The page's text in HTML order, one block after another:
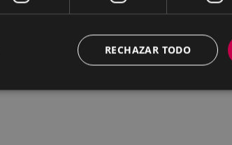
RECHAZAR TODO